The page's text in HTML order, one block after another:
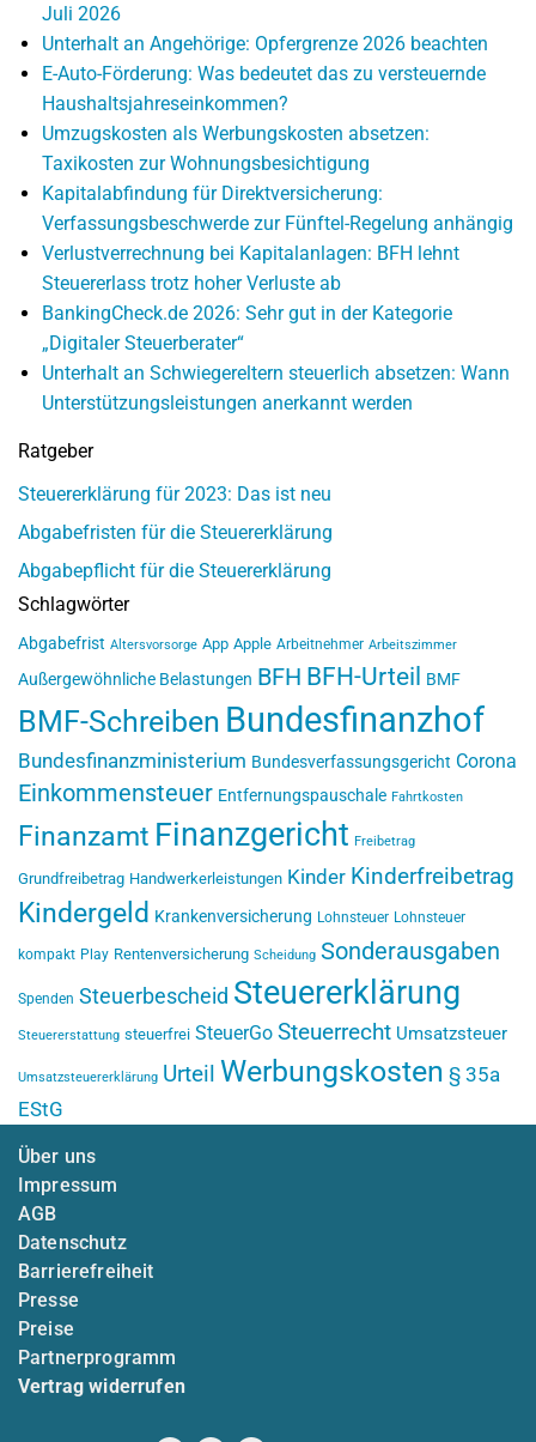
Juli 2026
Unterhalt an Angehörige: Opfergrenze 2026 beachten
E-Auto-Förderung: Was bedeutet das zu versteuernde
Haushaltsjahreseinkommen?
Umzugskosten als Werbungskosten absetzen:
Taxikosten zur Wohnungsbesichtigung
Kapitalabfindung für Direktversicherung:
Verfassungsbeschwerde zur Fünftel-Regelung anhängig
Verlustverrechnung bei Kapitalanlagen: BFH lehnt
Steuererlass trotz hoher Verluste ab
BankingCheck.de 2026: Sehr gut in der Kategorie
„Digitaler Steuerberater“
Unterhalt an Schwiegereltern steuerlich absetzen: Wann
Unterstützungsleistungen anerkannt werden
Ratgeber
Steuererklärung für 2023: Das ist neu
Abgabefristen für die Steuererklärung
Abgabepflicht für die Steuererklärung
Schlagwörter
Abgabefrist Altersvorsorge App Apple Arbeitnehmer Arbeitszimmer
Außergewöhnliche Belastungen BFH BFH-Urteil BMF
BMF-Schreiben Bundesfinanzhof
Bundesfinanzministerium Bundesverfassungsgericht Corona
Einkommensteuer Entfernungspauschale Fahrtkosten
Finanzamt Finanzgericht Freibetrag
Grundfreibetrag Handwerkerleistungen Kinder Kinderfreibetrag
Kindergeld Krankenversicherung Lohnsteuer Lohnsteuer
kompakt Play Rentenversicherung Scheidung Sonderausgaben
Spenden Steuerbescheid Steuererklärung
Steuererstattung steuerfrei SteuerGo Steuerrecht Umsatzsteuer
Umsatzsteuererklärung Urteil Werbungskosten § 35a
EStG
Über uns
Impressum
AGB
Datenschutz
Barrierefreiheit
Presse
Preise
Partnerprogramm
Vertrag widerrufen